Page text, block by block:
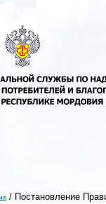
/ Постановление